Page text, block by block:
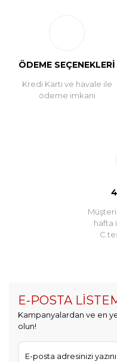
ÖDEME SEÇENEKLERİ
Kredi Kartı ve havale ile
ödeme imkanı
hafta
E-POSTA
Kampanyalardan ve en
olun!